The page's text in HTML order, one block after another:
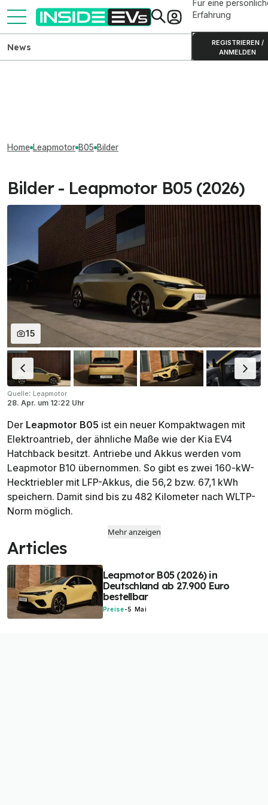
Für eine
Erfahrung
REGISTRIEREN /
ANMELDEN
News
Home Leapmotor B05 Bilder
Bilder - Leapmotor B05 (2026)
15
Quelle: Leapmotor
28. Apr. um 12:22 Uhr
Der Leapmotor B05 ist ein neuer Kompaktwagen mit
Elektroantrieb, der ähnliche Maße wie der Kia EV4
Hatchback besitzt. Antriebe und Akkus werden vom
Leapmotor B10 übernommen. So gibt es zwei 160-kW-
Hecktriebler mit LFP-Akkus, die 56,2 bzw. 67,1 kWh
speichern. Damit sind bis zu 482 Kilometer nach WLTP-
Norm möglich.
Mehr anzeigen
Articles
Leapmotor B05 (2026) in
Deutschland ab 27.900 Euro
bestellbar
Preise-5 Mai